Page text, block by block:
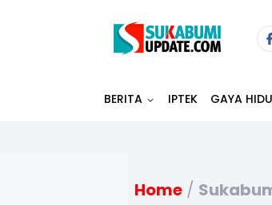
BERITA IPTEK GAYA
Home /